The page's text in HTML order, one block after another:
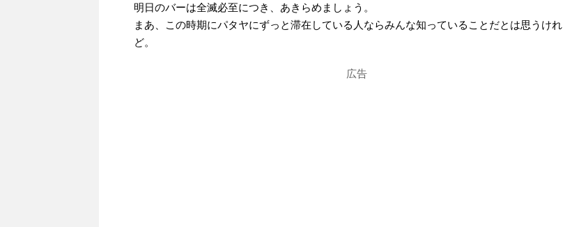
明日のバーは全滅必至につき、あきらめましょう。
まあ、この時期にパタヤにずっと滞在している人ならみんな知っていることだとは思うけれ
ど。
広告